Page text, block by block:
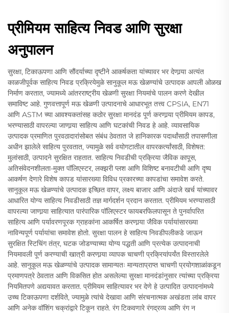
प्रीमियम साहित्य निवड आणि सुरक्षा
अनुपालन
सुरक्षा, टिकाऊपणा आणि सौंदर्याच्या दृष्टीने आकर्षकता यांच्यावर भर देणार्‍या अत्यंत
काळजीपूर्वक साहित्य निवड प्रक्रियेमुळे सानुकूल मऊ खेळण्यांचे उत्पादक आपली ओळख
निर्माण करतात, ज्यामध्ये आंतरराष्ट्रीय खेळणी सुरक्षा नियमांचे पालन करणे देखील
समाविष्ट आहे. गुणवत्तापूर्ण मऊ खेळणी उत्पादनाचे आधारभूत तत्त्व CPSIA, EN71
आणि ASTM च्या आवश्यकतांसह कठोर सुरक्षा मानदंड पूर्ण करणार्‍या प्रीमियम कापड,
भरण्यासाठी वापरल्या जाणार्‍या साहित्य आणि घटकांची निवड हे आहे. व्यावसायिक
उत्पादक प्रमाणित पुरवठादारांसोबत संबंध ठेवतात जे हानिकारक पदार्थांसाठी तपासणीला
अधीन झालेले साहित्य पुरवतात, ज्यामुळे सर्व वयोगटातील वापरकर्त्यांसाठी, विशेषत:
मुलांसाठी, उत्पादने सुरक्षित राहतात. साहित्य निवडीची प्रक्रिया जैविक कापूस,
अतिसंवेदनशीलता-मुक्त पॉलिएस्टर, लक्झरी प्लश आणि विशिष्ट बनावटीची आणि दृष्य
आकर्षण देणारे विशेष कापड यांसारख्या विविध प्रकारच्या कापडांचा समावेश करते.
सानुकूल मऊ खेळण्यांचे उत्पादक इच्छित वापर, लक्ष्य बाजार आणि अंदाजे खर्च यांच्यावर
आधारित योग्य साहित्य निवडीसाठी तज्ञ मार्गदर्शन प्रदान करतात. प्रीमियम भरण्यासाठी
वापरल्या जाणार्‍या साहित्यात पारंपारिक पॉलिएस्टर फायबरफिलपासून ते पुनर्वापरित
साहित्य आणि पर्यावरणपूरक ग्राहकांना आकर्षित करणार्‍या जैविक पर्यायांसारख्या
नाविन्यपूर्ण पर्यायांचा समावेश होतो. सुरक्षा पालन हे साहित्य निवडीपलीकडे जाऊन
सुरक्षित स्टिचिंग तंत्र, घटक जोडण्याच्या योग्य पद्धती आणि प्रत्येक उत्पादनाची
नियमावली पूर्ण करण्याची खात्री करणार्‍या व्यापक चाचणी प्रक्रियांपर्यंत विस्तारलेले
आहे. सानुकूल मऊ खेळण्यांचे उत्पादक सामान्यतः मान्यताप्राप्त चाचणी प्रयोगशाळांकडून
प्रमाणपत्रे ठेवतात आणि विकसित होत असलेल्या सुरक्षा मानदंडांनुसार त्यांच्या प्रक्रिया
नियमितपणे अद्ययावत करतात. प्रीमियम साहित्यावर भर देणे हे उत्पादित उत्पादनांमध्ये
उच्च टिकाऊपणा दर्शविते, ज्यामुळे त्यांचे देखावा आणि संरचनात्मक अखंडता लांब वापर
आणि अनेक वॉशिंग चक्रांद्वारे टिकून राहते. रंग टिकवणारे रंगद्रव्य आणि रंग न